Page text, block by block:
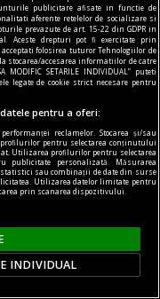
detalii. Pentru
la o simplă
ului, a tradiției
publicitare afisate in functie de
aferente retelelor de socializare si
prevazute de art. 15-22 din GDPR in
Aceste drepturi pot fi exercitate prin
acceptati folosirea tuturor Tehnologiilor de
stocarea/accesarea informatiilor de catre
SETARILE INDIVIDUAL” puteti
legate de cookie strict necesare pentru
pentru a oferi:
reclamelor. Stocarea și/sau
pentru selectarea conținutului
Utilizarea profilurilor pentru selectarea
publicitate personalizată. Măsurarea
sau combinații de date din surse
Utilizarea datelor limitate pentru
prin scanarea dispozitivului.
INDIVIDUAL